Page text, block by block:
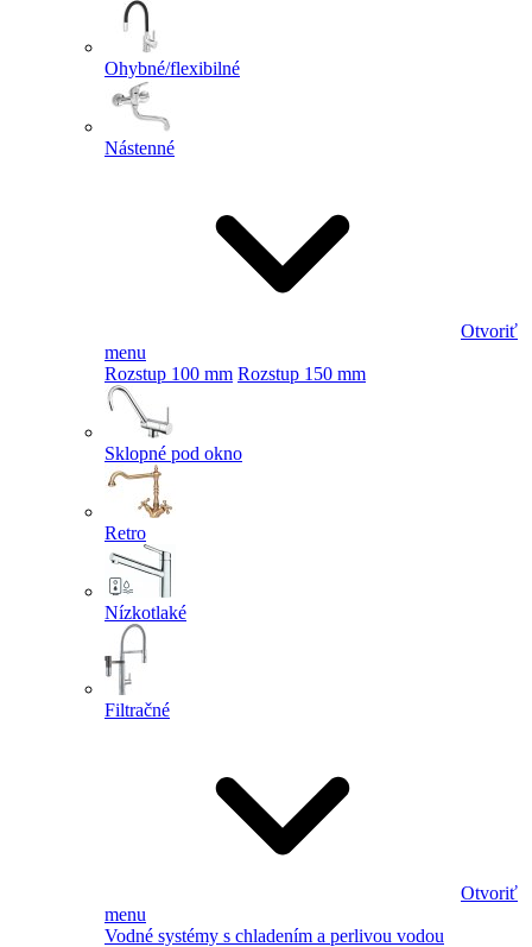
Ohybné/flexibilné
Nástenné
Otvoriť
menu
Rozstup 100 mm Rozstup 150 mm
Sklopné pod okno
Retro
Nízkotlaké
Filtračné
Otvoriť
menu
Vodné systémy s chladením a perlivou vodou